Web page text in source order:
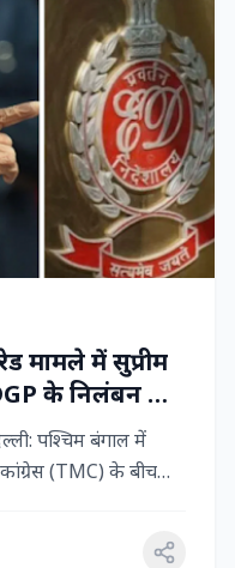
मामले में सुप्रीम
के निलंबन की
छापेमारी
पश्चिम बंगाल में
(TMC) के बीच